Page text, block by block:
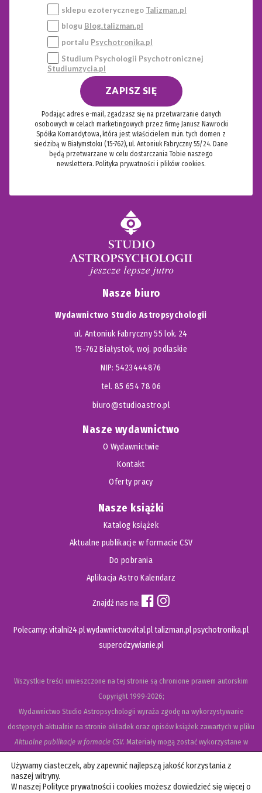
sklepu ezoterycznego Talizman.pl
blogu Blog.talizman.pl
portalu Psychotronika.pl
Studium Psychologii Psychotronicznej
Studiumzycia.pl
ZAPISZ SIĘ
Podając adres e-mail, zgadzasz się na przetwarzanie danych
osobowych w celach marketingowych przez firmę Janusz Nawrocki
Spółka Komandytowa, która jest właścicielem m.in. tych domen z
siedzibą w Białymstoku (15-762), ul. Antoniuk Fabryczny 55/24. Dane
będą przetwarzane w celu dostarczania Tobie naszego
newslettera. Polityka prywatności i plików cookies.
Nasze biuro
Wydawnictwo Studio Astropsychologii
ul. Antoniuk Fabryczny 55 lok. 24
15-762 Białystok, woj. podlaskie
NIP: 5423444876
tel. 85 654 78 06
biuro@studioastro.pl
Nasze wydawnictwo
O Wydawnictwie
Kontakt
Oferty pracy
Nasze książki
Katalog książek
Aktualne publikacje w formacie CSV
Do pobrania
Aplikacja Astro Kalendarz
Znajdź nas na:
Polecamy: vitalni24.plwydawnictwovital.pltalizman.plpsychotronika.pl
superodzywianie.pl
Wszystkie treści umieszczone na tej stronie są chronione prawem autorskim
Copyright1999-2026;
Wydawnictwo Studio Astropsychologii wyraża zgodę na wykorzystywanie
dostępnych aktualnie na stronie okładek oraz opisów książek zawartych w pliku
Aktualne publikacje w formacie CSV. Materiały mogą zostać wykorzystane w
materiałach promujących legalną dystrybucję książek. Usunięcie materiału z ww.
strony internetowej, równoznaczne jest z cofnięciem udzielonej zgody.
Używamy ciasteczek, aby zapewnić najlepszą jakość korzystania z
naszej witryny.
W naszej Polityce prywatności i cookies możesz dowiedzieć się więcej o